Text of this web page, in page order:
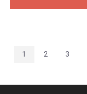
1 2 3